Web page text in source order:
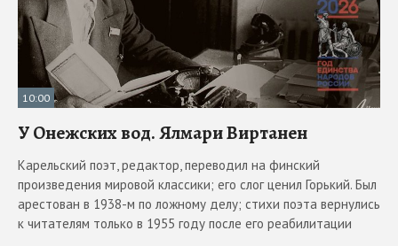
10:00
У Онежских вод. Ялмари Виртанен
Карельский поэт, редактор, переводил на финский
произведения мировой классики; его слог ценил Горький. Был
арестован в 1938-м по ложному делу; стихи поэта вернулись
к читателям только в 1955 году после его реабилитации